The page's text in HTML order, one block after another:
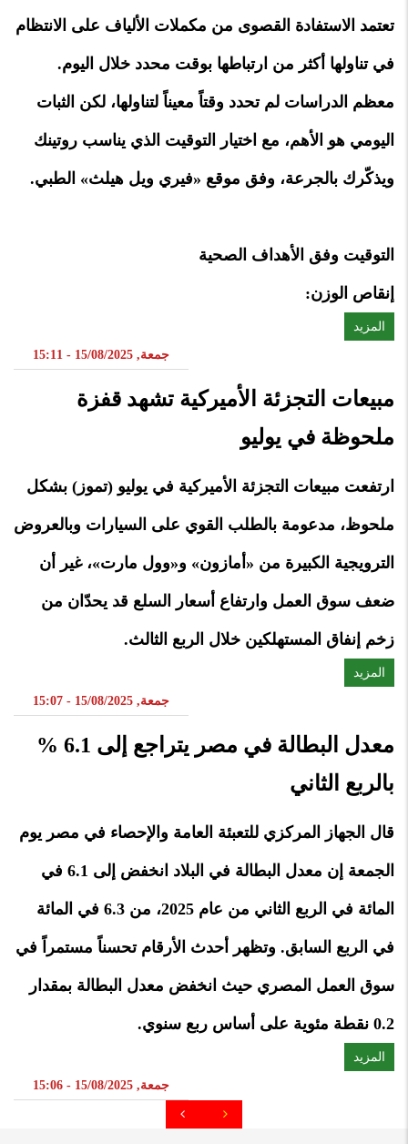
تعتمد الاستفادة القصوى من مكملات الألياف على الانتظام
في تناولها أكثر من ارتباطها بوقت محدد خلال اليوم.
معظم الدراسات لم تحدد وقتاً معيناً لتناولها، لكن الثبات
اليومي هو الأهم، مع اختيار التوقيت الذي يناسب روتينك
ويذكّرك بالجرعة، وفق موقع «فيري ويل هيلث» الطبي.
التوقيت وفق الأهداف الصحية
إنقاص الوزن:
المزيد
جمعة, 15/08/2025 - 15:11
مبيعات التجزئة الأميركية تشهد قفزة
ملحوظة في يوليو
ارتفعت مبيعات التجزئة الأميركية في يوليو (تموز) بشكل
ملحوظ، مدعومة بالطلب القوي على السيارات وبالعروض
الترويجية الكبيرة من «أمازون» و«وول مارت»، غير أن
ضعف سوق العمل وارتفاع أسعار السلع قد يحدّان من
زخم إنفاق المستهلكين خلال الربع الثالث.
المزيد
جمعة, 15/08/2025 - 15:07
معدل البطالة في مصر يتراجع إلى 6.1 %
بالربع الثاني
قال الجهاز المركزي للتعبئة العامة والإحصاء في مصر يوم
الجمعة إن معدل البطالة في البلاد انخفض إلى 6.1 في
المائة في الربع الثاني من عام 2025، من 6.3 في المائة
في الربع السابق. وتظهر أحدث الأرقام تحسناً مستمراً في
سوق العمل المصري حيث انخفض معدل البطالة بمقدار
0.2 نقطة مئوية على أساس ربع سنوي.
المزيد
جمعة, 15/08/2025 - 15:06